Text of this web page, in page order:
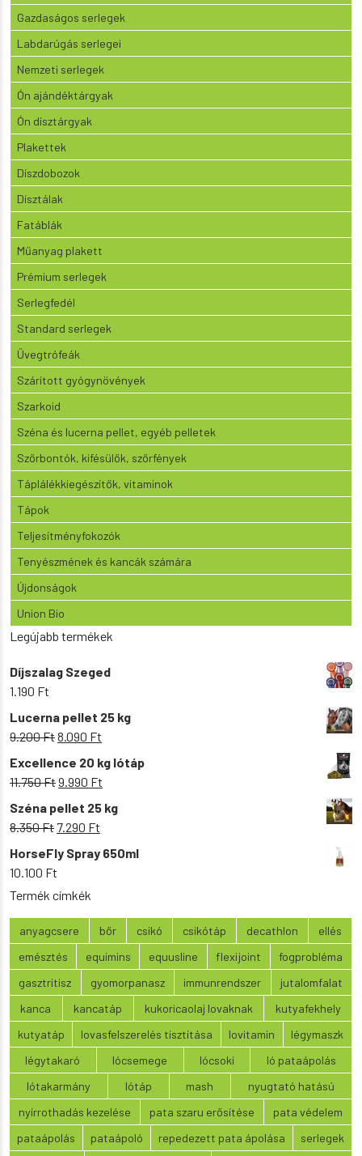
Gazdaságos serlegek
Labdarúgás serlegei
Nemzeti serlegek
Ón ajándéktárgyak
Ón dísztárgyak
Plakettek
Díszdobozok
Dísztálak
Fatáblák
Műanyag plakett
Prémium serlegek
Serlegfedél
Standard serlegek
Üvegtrófeák
Szárított gyógynövények
Szarkoid
Széna és lucerna pellet, egyéb pelletek
Szőrbontók, kifésülők, szőrfények
Táplálékkiegészítők, vitaminok
Tápok
Teljesítményfokozók
Tenyészmének és kancák számára
Újdonságok
Union Bio
Legújabb termékek
Díjszalag Szeged
1.190 Ft
Lucerna pellet 25 kg
9.200FtOriginal
price
was:
9.200 Ft.
8.090 Ft
price
is:
8.090 Ft.
Excellence 20 kg lótáp
11.750FtOriginal
price
was:
11.750 Ft.
9.990 Ft
price
is:
Széna pellet 25 kg
8.350Ft Original
price
was:
7.290 Ft
price
HorseFly Spray 650ml
10.100 Ft
Termék címkék
anyagcsere bőr csikó csikótáp decathlon
ellés
emésztés
equimins equusline flexijoint
fogprobléma
gasztritisz
gyomorpanasz immunrendszer
jutalomfalat
kanca
kancatáp kukoricaolaj lovaknak
kutyafekhely
kutyatáp
lovasfelszerelés tisztítása lovitamin
légymaszk
légytakaró
lócsemege lócsoki
ló pataápolás
lótakarmány
lótáp mash
nyugtató hatású
nyírrothadás kezelése
pata szaru erősítése
pata védelem
pataápolás
pataápoló repedezett pata ápolása
serlegek